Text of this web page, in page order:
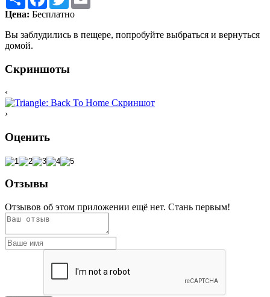
Цена: Бесплатно
Вы заблудились в пещере, попробуйте выбраться и вернуться
домой.
Скриншоты
‹
›
Оценить
Отзывы
Отзывов об этом приложении ещё нет. Стань первым!